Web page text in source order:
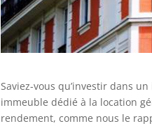
Saviez-vous qu’investir dans
immeuble dédié à la location
rendement, comme nous le